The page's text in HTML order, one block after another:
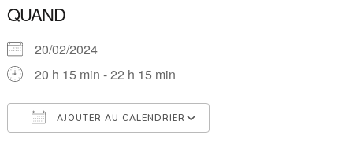
QUAND
20/02/2024
20 h 15 min - 22 h 15 min
AJOUTER AU CALENDRIER